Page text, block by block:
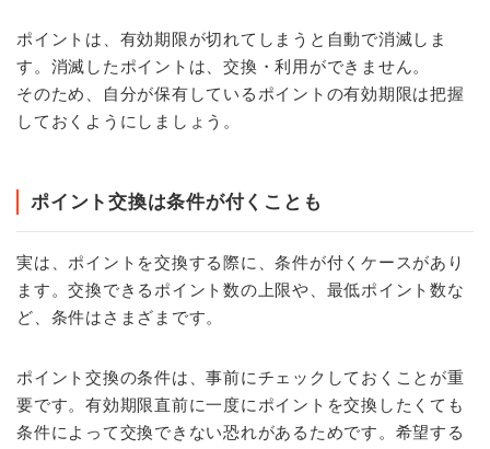
ポイントは、有効期限が切れてしまうと自動で消滅しま
す。消滅したポイントは、交換・利用ができません。
そのため、自分が保有しているポイントの有効期限は把握
しておくようにしましょう。
ポイント交換は条件が付くことも
実は、ポイントを交換する際に、条件が付くケースがあり
ます。交換できるポイント数の上限や、最低ポイント数な
ど、条件はさまざまです。
ポイント交換の条件は、事前にチェックしておくことが重
要です。有効期限直前に一度にポイントを交換したくても
条件によって交換できない恐れがあるためです。希望する